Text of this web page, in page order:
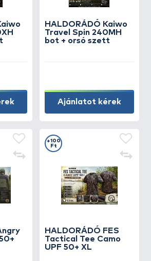
HALDORÁDÓ Kaiwo
Travel Spin 240MH
bot + orsó szett
Ajánlatot kérek
HALDORÁDÓ FES
Tactical Tee Camo
UPF 50+ XL
+100
Ft